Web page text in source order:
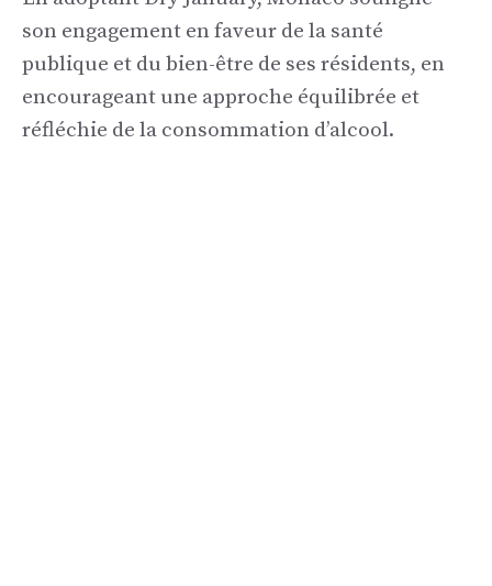
son engagement en faveur de la santé
publique et du bien-être de ses résidents, en
encourageant une approche équilibrée et
réfléchie de la consommation d’alcool.